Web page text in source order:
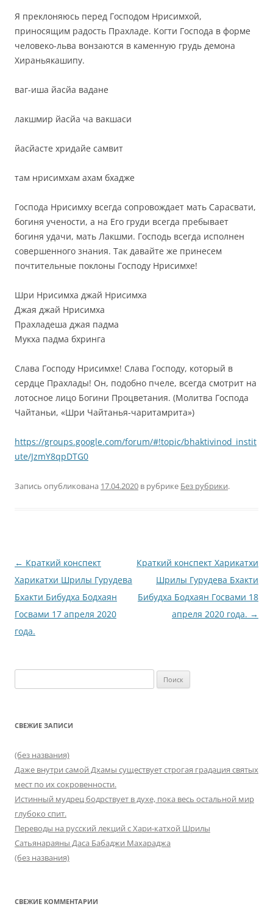
Я преклоняюсь перед Господом Нрисимхой,
приносящим радость Прахладе. Когти Господа в форме
человеко-льва вонзаются в каменную грудь демона
Хираньякашипу.
ваг-иша йасйа вадане
лакшмир йасйа ча вакшаси
йасйасте хридайе самвит
там нрисимхам ахам бхадже
Господа Нрисимху всегда сопровождает мать Сарасвати,
богиня учености, а на Его груди всегда пребывает
богиня удачи, мать Лакшми. Господь всегда исполнен
совершенного знания. Так давайте же принесем
почтительные поклоны Господу Нрисимхе!
Шри Нрисимха джай Нрисимха
Джая джай Нрисимха
Прахладеша джая падма
Мукха падма бхринга
Слава Господу Нрисимхе! Слава Господу, который в
сердце Прахлады! Он, подобно пчеле, всегда смотрит на
лотосное лицо Богини Процветания. (Молитва Господа
Чайтаньи, «Шри Чайтанья-чаритамрита»)
https://groups.google.com/forum/#!topic/bhaktivinod_instit
ute/JzmY8qpDTG0
Запись опубликована 17.04.2020 в рубрике Без рубрики.
Навигация
по
записям
← Краткий конспект
Харикатхи Шрилы Гурудева
Бхакти Бибудха Бодхаян
Госвами 17 апреля 2020
года.
Краткий конспект Харикатхи
Шрилы Гурудева Бхакти
Бибудха Бодхаян Госвами 18
апреля 2020 года. →
СВЕЖИЕ ЗАПИСИ
(без названия)
Даже внутри самой Дхамы существует строгая градация святых
мест по их сокровенности.
Истинный мудрец бодрствует в духе, пока весь остальной мир
глубоко спит.
Переводы на русский лекций с Хари-катхой Шрилы
Сатьянараяны Даса Бабаджи Махараджа
(без названия)
СВЕЖИЕ КОММЕНТАРИИ